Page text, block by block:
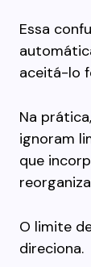
Essa
aceitá-lo
Na
ignoram
que
O limite
direciona.